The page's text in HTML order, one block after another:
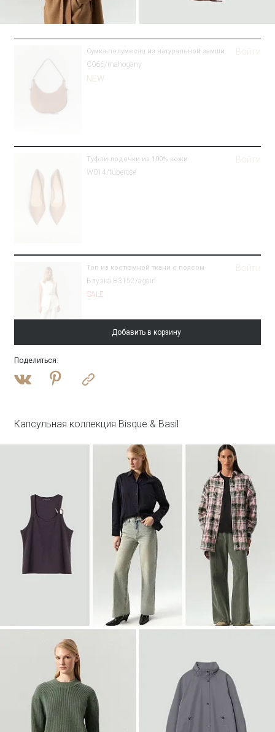
Сумка-полумесяц из натуральной замши
C066/mahogany
NEW
Войти
Туфли-лодочки из 100% кожи
W014/tuberose
Войти
Топ из костюмной ткани с поясом
Блузка B3152/again
SALE
Войти
Брюки зауженного кроя
Двубортный жакет из твида
ML838/lut
Войти
Полупальто-халат из шерсти
R136/irishcream
Войти
Добавить в корзину
Поделиться:
Капсульная коллекция Bisque & Basil